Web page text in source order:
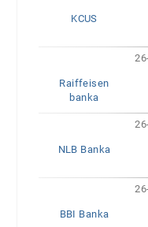
KCUS
Raiffeisen
banka
NLB Banka
BBI Banka